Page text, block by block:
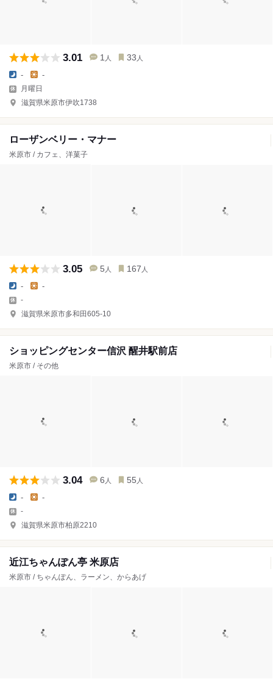
3.01 1 人 33 人
- -
月曜日
滋賀県米原市伊吹1738
ローザンベリー・マナー
米原市 / カフェ、洋菓子
3.05 5 人 167 人
- -
-
滋賀県米原市多和田605-10
ショッピングセンター信沢 醒井駅前店
米原市 / その他
3.04 6 人 55 人
- -
-
滋賀県米原市柏原2210
近江ちゃんぽん亭 米原店
米原市 / ちゃんぽん、ラーメン、からあげ